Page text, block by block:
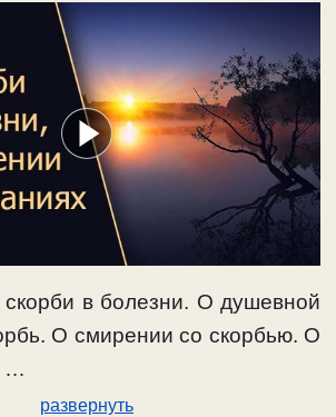
в болезни. О душевной
О смирении со скорбью. О
…
развернуть